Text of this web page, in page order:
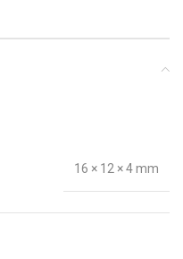
16 × 12 × 4 mm